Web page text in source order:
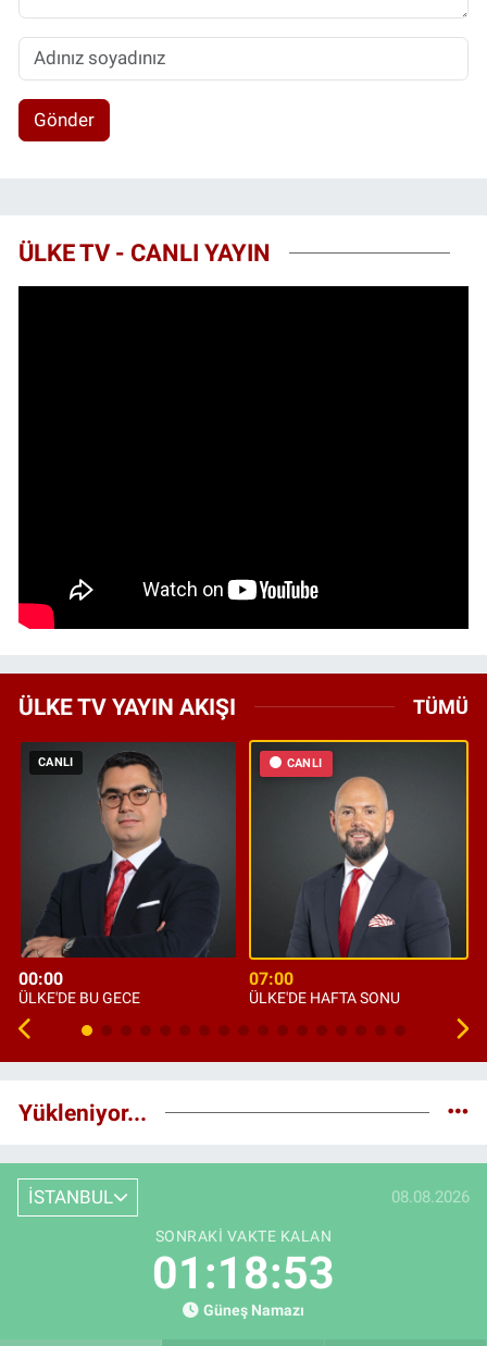
Gönder
ÜLKE TV - CANLI YAYIN
ÜLKE TV YAYIN AKIŞI TÜMÜ
CANLI
00:00
ÜLKE'DE BU GECE
CANLI
07:00
ÜLKE'DE HAFTA SONU
Yükleniyor...
İSTANBUL 08.08.2026
SONRAKI VAKTE KALAN
01:18:52
Güneş Namazı